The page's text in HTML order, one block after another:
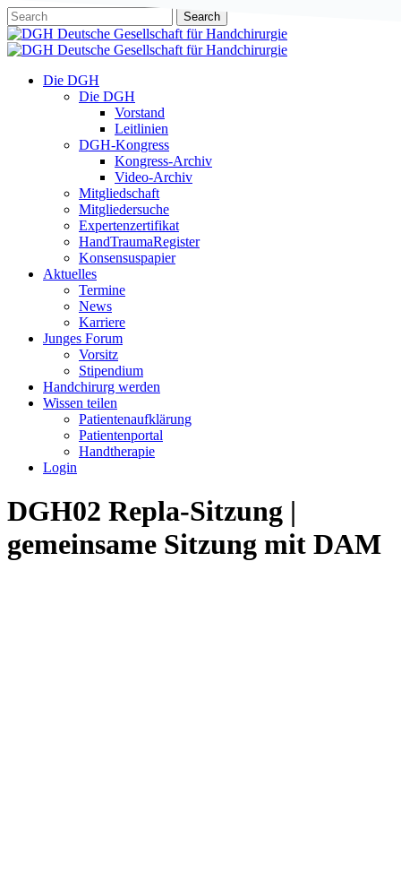
Skip
to
main
Search
Close
Search
Menu
Die DGH
Die DGH
Vorstand
Leitlinien
DGH-Kongress
Kongress-Archiv
Video-Archiv
Mitgliedschaft
Mitgliedersuche
Expertenzertifikat
HandTraumaRegister
Konsensuspapier
Aktuelles
Termine
News
Karriere
Junges Forum
Vorsitz
Stipendium
Handchirurg werden
Wissen teilen
Patientenaufklärung
Patientenportal
Handtherapie
Login
DGH02 Repla-Sitzung |
gemeinsame Sitzung mit DAM